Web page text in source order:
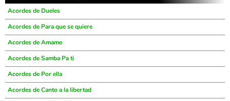
Acordes de Dueles
Acordes de Para que se quiere
Acordes de Amame
Acordes de Samba Pa ti
Acordes de Por ella
Acordes de Canto a la libertad